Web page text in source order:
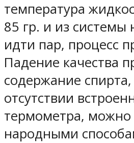
температура
85 гр. и из системы
идти пар, процесс
Падение качества
содержание
отсутствии
термометра, можно
народными